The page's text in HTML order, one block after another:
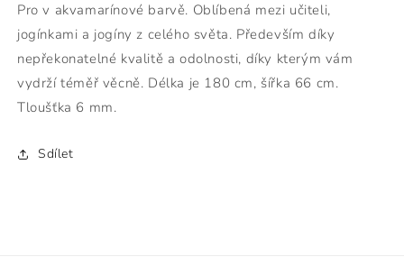
Pro v akvamarínové barvě. Oblíbená mezi učiteli,
jogínkami a jogíny z celého světa. Především díky
nepřekonatelné kvalitě a odolnosti, díky kterým vám
vydrží téměř věcně. Délka je 180 cm, šířka 66 cm.
Tloušťka 6 mm.
Sdílet